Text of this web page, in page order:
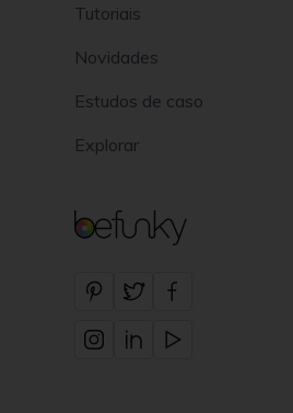
BeFunky
Tutoriais
Novidades
Estudos de caso
Explorar